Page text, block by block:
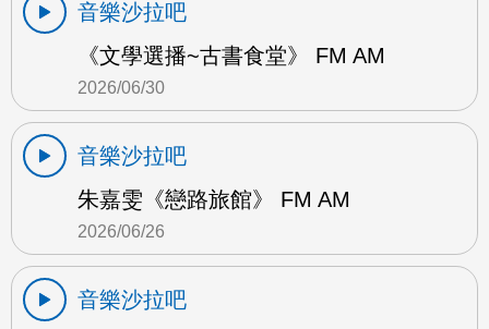
音樂沙拉吧
《文學選播~古書食堂》 FM AM
2026/06/30
音樂沙拉吧
朱嘉雯《戀路旅館》 FM AM
2026/06/26
音樂沙拉吧